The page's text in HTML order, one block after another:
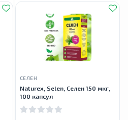
СЕЛЕН
Naturex, Selen, Селен 150 мкг,
100 капсул